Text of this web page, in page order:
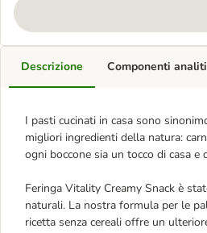
Descrizione
I pasti cucinati in casa sono
migliori ingredienti della natura:
ogni boccone sia un tocco di casa
Feringa Vitality Creamy Snack è
naturali. La nostra formula per le
ricetta senza cereali offre un
Componenti